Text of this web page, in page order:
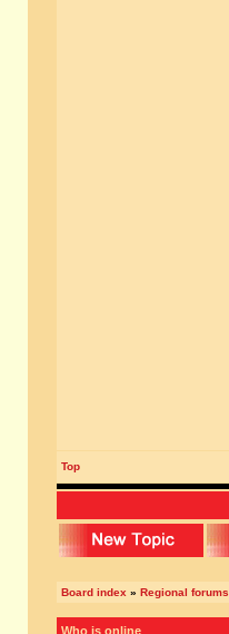
Top
Board index » Regional forums
Who is online